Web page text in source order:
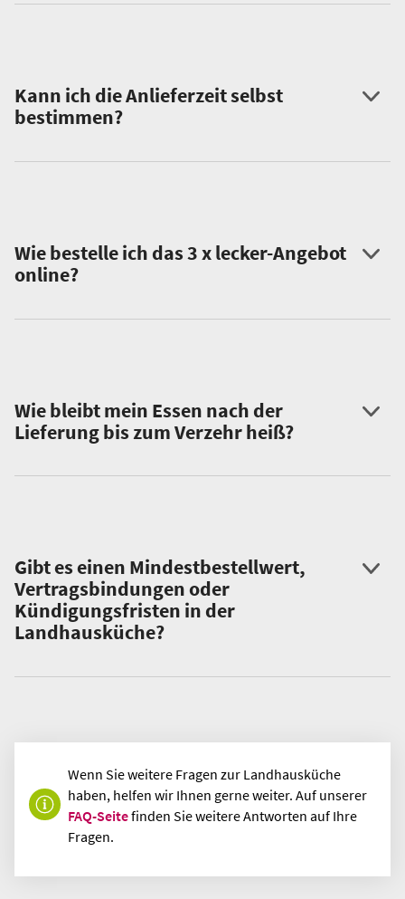
Kann ich die Anlieferzeit selbst
bestimmen?
Wie bestelle ich das 3 x lecker-Angebot
online?
Wie bleibt mein Essen nach der
Lieferung bis zum Verzehr heiß?
Gibt es einen Mindestbestellwert,
Vertragsbindungen oder
Kündigungsfristen in der
Landhausküche?
Wenn Sie weitere Fragen zur Landhausküche
haben, helfen wir Ihnen gerne weiter. Auf unserer
FAQ-Seitefinden Sie weitere Antworten auf Ihre
Fragen.